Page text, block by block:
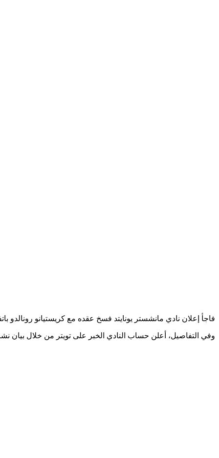
فاجأ إعلان نادي مانشستر يونايتد فسخ عقده مع كريستيانو رونالدو
وفي التفاصيل، أعلن حساب النادي الخبر على تويتر من خلال بيان نشره الموقع الرسمي